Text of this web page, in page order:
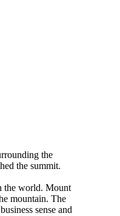
the
the summit.
the world. Mount
mountain. The
sense and